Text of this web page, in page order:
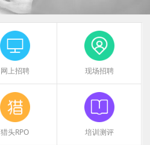
网上招聘 现场招聘
猎头RPO 培训测评